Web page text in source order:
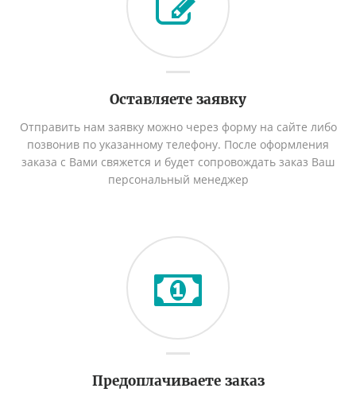
Оставляете заявку
Отправить нам заявку можно через форму на сайте либо
позвонив по указанному телефону. После оформления
заказа с Вами свяжется и будет сопровождать заказ Ваш
персональный менеджер
Предоплачиваете заказ